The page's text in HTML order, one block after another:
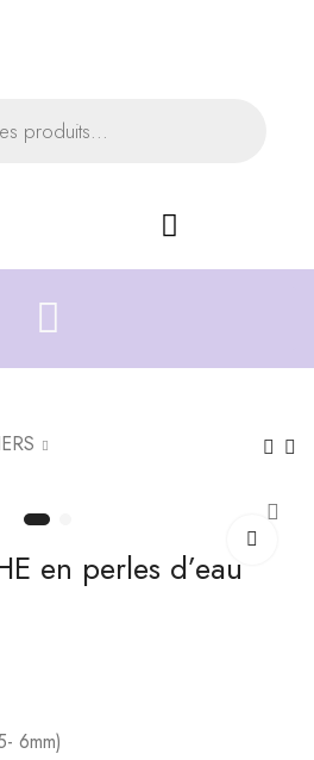
€14.99
Boucles d'oreilles
€17.99
en perles d’eau
6mm)